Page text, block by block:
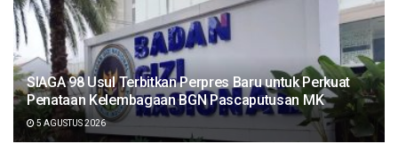
SIAGA 98 Usul Terbitkan Perpres Baru untuk Perkuat
Penataan Kelembagaan BGN Pascaputusan MK
5 AGUSTUS 2026